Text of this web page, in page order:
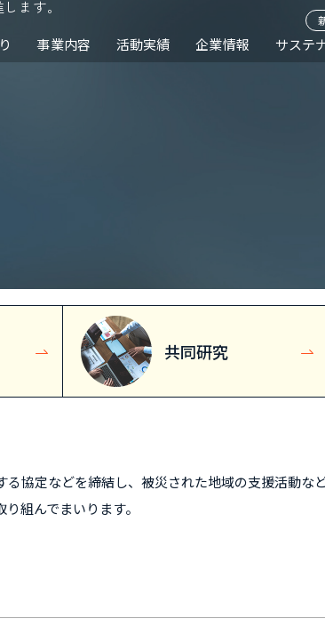
ます。
事業内容 活動実績 企業情報 サステ
共同研究
協定などを締結し、被災された地域の支援活動な
組んでまいります。